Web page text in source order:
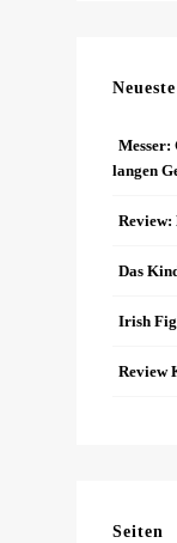
Messer:
langen
Review:
Das
Irish
Review
Seiten